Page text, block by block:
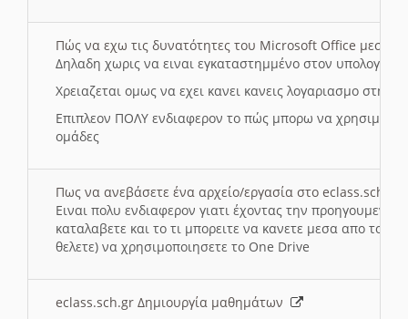
Πώς να εχω τις δυνατότητες του Microsoft Office μεσω
Δηλαδη χωρις να ειναι εγκαταστημμένο στον
Χρειαζεται ομως να εχει κανει κανεις λογαριασμο στη
Επιπλεον ΠΟΛΥ ενδιαφερον το πώς μπορω να
ομάδες
Πως να ανεβάσετε ένα αρχείο/εργασία στο eclass.sch.gr
Ειναι πολυ ενδιαφερον γιατι έχοντας την
καταλαβετε και το τι μπορειτε να κανετε μεσα απο το
θελετε) να χρησιμοποιησετε το One Drive
eclass.sch.gr Δημιουργία μαθημάτων